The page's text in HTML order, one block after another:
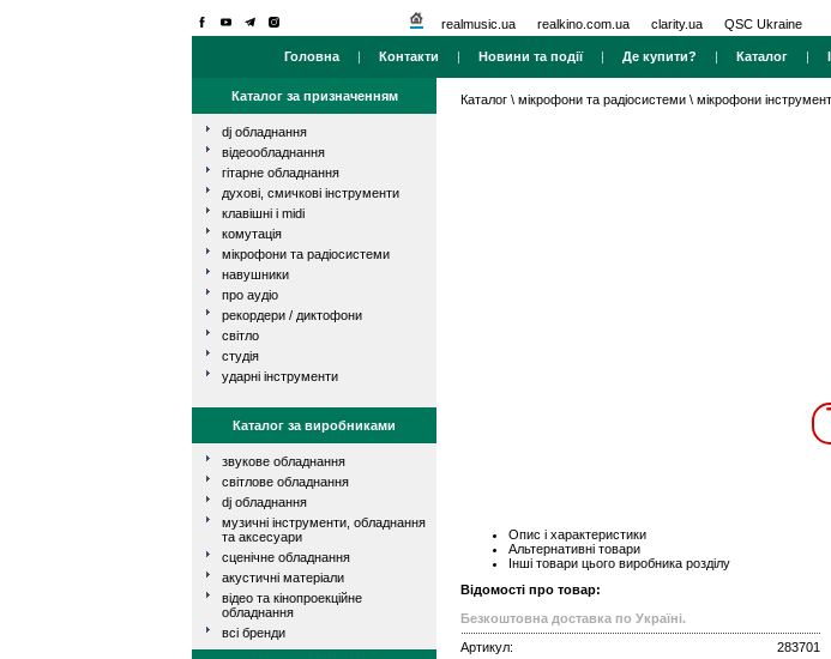
realmusic.ua realkino.com.ua clarity.ua QSC Ukraine
Головна | Контакти | Новини та події| Де купити? | Каталог |
Каталог за призначенням
dj обладнання
відеообладнання
гітарне обладнання
духові, смичкові інструменти
клавішні і midi
комутація
мікрофони та радіосистеми
навушники
про аудіо
рекордери / диктофони
світло
студія
ударні інструменти
Каталог за виробниками
звукове обладнання
світлове обладнання
dj обладнання
музичні інструменти, обладнання
та аксесуари
сценічне обладнання
акустичні матеріали
відео та кінопроекційне
обладнання
всі бренди
Каталог \ мікрофони та радіосистеми \ мікрофони
Опис і характеристики
Альтернативні товари
Інші товари цього виробника розділу
Відомості про товар:
Безкоштовна доставка по Україні.
Артикул:
283701